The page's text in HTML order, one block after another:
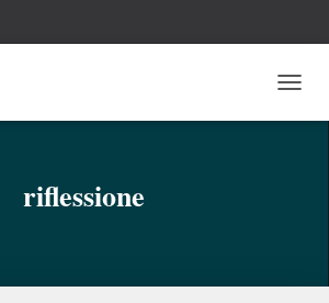
riflessione